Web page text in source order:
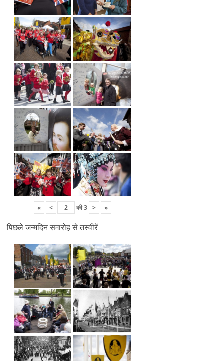
« < की3 > »
पिछले जन्मदिन समारोह से तस्वीरें